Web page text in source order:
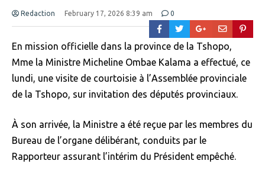
Redaction February 17, 2026 8:39 am 0
En mission officielle dans la province de la Tshopo,
Mme la Ministre Micheline Ombae Kalama a effectué, ce
lundi, une visite de courtoisie à l’Assemblée provinciale
de la Tshopo, sur invitation des députés provinciaux.
À son arrivée, la Ministre a été reçue par les membres du
Bureau de l’organe délibérant, conduits par le
Rapporteur assurant l’intérim du Président empêché.